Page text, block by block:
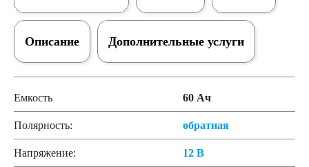
Дополнительные услуги
Описание
Емкость 60 Ач
Полярность: обратная
Напряжение: 12 В